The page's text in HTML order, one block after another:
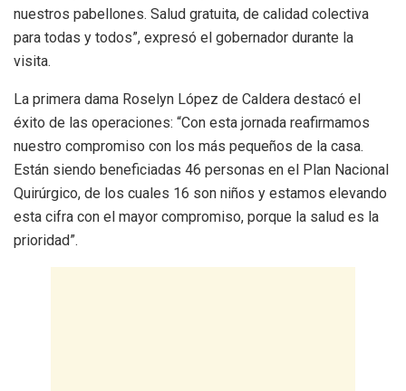
nuestros pabellones. Salud gratuita, de calidad colectiva
para todas y todos”, expresó el gobernador durante la
visita.
La primera dama Roselyn López de Caldera destacó el
éxito de las operaciones: “Con esta jornada reafirmamos
nuestro compromiso con los más pequeños de la casa.
Están siendo beneficiadas 46 personas en el Plan Nacional
Quirúrgico, de los cuales 16 son niños y estamos elevando
esta cifra con el mayor compromiso, porque la salud es la
prioridad”.